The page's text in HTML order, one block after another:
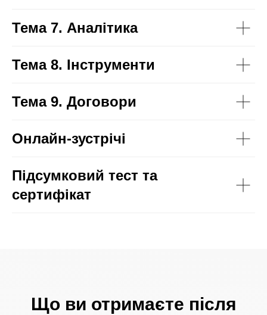
Тема 7. Аналітика
Тема 8. Інструменти
Тема 9. Договори
Онлайн-зустрічі
Підсумковий тест та
сертифікат
Що ви отримаєте після